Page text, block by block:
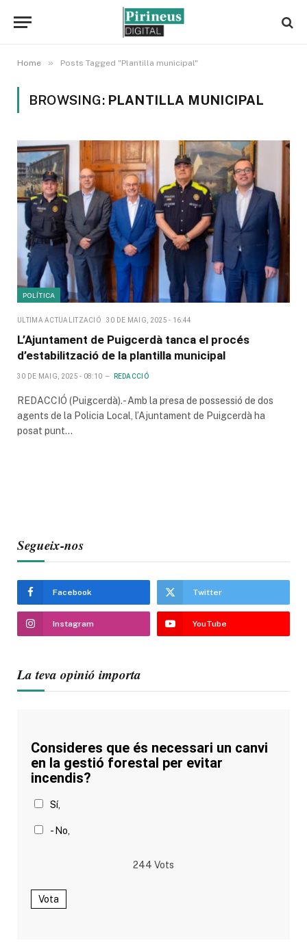
Home » Posts Tagged "Plantilla municipal"
BROWSING: PLANTILLA MUNICIPAL
POLÍTICA
ULTIMA ACTUALITZACIÓ 30 DE MAIG, 2025 - 16:44
L’Ajuntament de Puigcerdà tanca el procés
d’estabilització de la plantilla municipal
30 DE MAIG, 2025 - 08:10 REDACCIÓ
REDACCIÓ (Puigcerdà).- Amb la presa de possessió de dos
agents de la Policia Local, l’Ajuntament de Puigcerdà ha
posat punt…
Segueix-nos
Facebook Twitter
Instagram YouTube
La teva opinió importa
Consideres que és necessari un canvi
en la gestió forestal per evitar
incendis?
Sí,
- No,
244 Vots
Vota